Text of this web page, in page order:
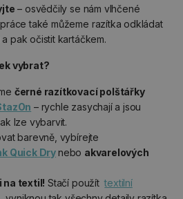
– osvědčily se nám vlhčené
také můžeme razítka odkládat
pak očistit kartáčkem.
vybrat?
černé razítkovací polštářky
– rychle zasychají a jsou
lze vybarvit.
barevně, vybírejte
Quick Drynebo akvarelových
na textil! Stačí použíttextilní